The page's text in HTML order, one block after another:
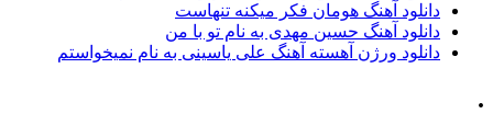
دانلود آهنگ هومان فکر میکنه تنهاست
دانلود آهنگ حسین مهدی به نام تو با من
دانلود ورژن آهسته آهنگ علی یاسینی به نام نمیخواستم
.